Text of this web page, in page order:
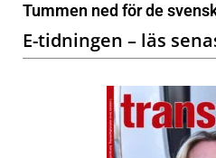
Tummen ned för de
E-tidningen – läs